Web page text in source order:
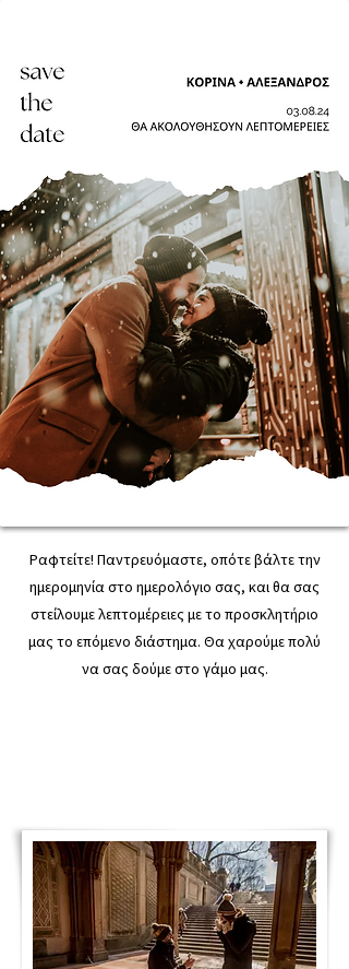
Ραφτείτε! Παντρευόμαστε, οπότε βάλτε την
ημερομηνία στο ημερολόγιο σας, και θα σας
στείλουμε λεπτομέρειες με το προσκλητήριο
μας το επόμενο διάστημα. Θα χαρούμε πολύ
να σας δούμε στο γάμο μας.